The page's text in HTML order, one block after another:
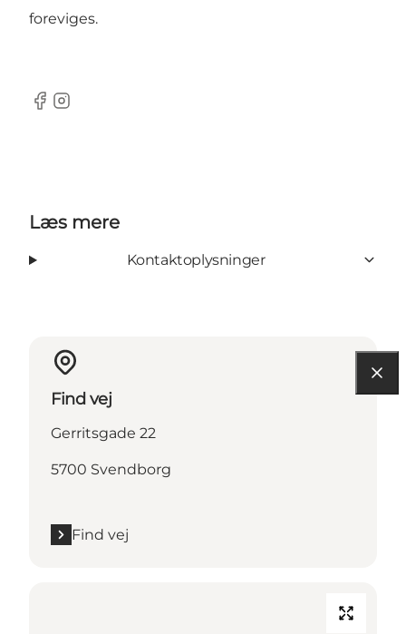
foreviges.
Facebook
Instagram
Læs mere
Kontaktoplysninger
Find vej
Gerritsgade 22
5700 Svendborg
Find vej